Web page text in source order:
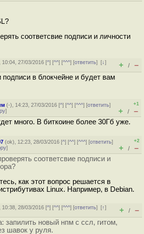
соответсвие подписи и личности
10:04, 27/03/2016 [^] [^^] [^^^] [ответить][↓]
+ / –
подписи в блокчейне и будет вам
(-), 14:23, 27/03/2016 [^] [^^] [^^^] [ответить]
]
+1
+ / –
много. В биткоине более 30Гб уже.
(ok), 12:23, 28/03/2016 [^] [^^] [^^^] [ответить]
]
+2
+ / –
соответсвие подписи и
как этот вопрос решается в
Linux. Например, в Debian.
10:38, 28/03/2016 [^] [^^] [^^^] [ответить][↑]
+ / –
запилить новый нпм с ссл, гитом,
шавок у руля.